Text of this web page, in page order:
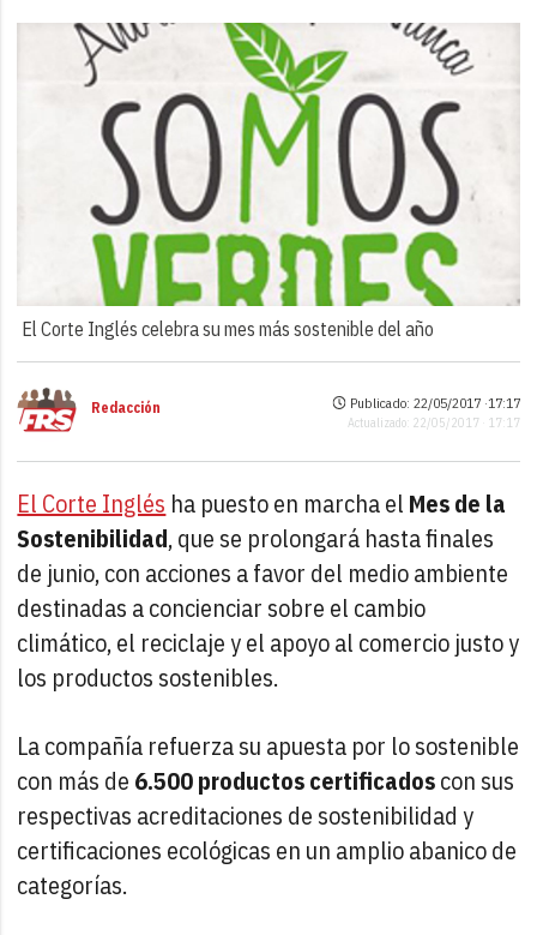
El Corte Inglés celebra su mes más sostenible del año
Redacción Publicado: 22/05/2017 ·17:17
Actualizado: 22/05/2017 · 17:17
El Corte Inglés ha puesto en marcha el Mes de la
Sostenibilidad, que se prolongará hasta finales
de junio, con acciones a favor del medio ambiente
destinadas a concienciar sobre el cambio
climático, el reciclaje y el apoyo al comercio justo y
los productos sostenibles.
La compañía refuerza su apuesta por lo sostenible
con más de 6.500 productos certificadoscon sus
respectivas acreditaciones de sostenibilidad y
certificaciones ecológicas en un amplio abanico de
categorías.